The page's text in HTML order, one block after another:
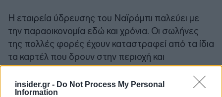
insider.gr - Do Not Process My Personal
Information
Η εταιρεία ύδρευσης του Ναϊρόμπι παλεύει με
την παραοικονομία εδώ και χρόνια. Οι σωλήνες
της πολλές φορές έχουν καταστραφεί από τα ίδια
τα καρτέλ που δρουν στην περιοχή και
προμηθεύουν τους κατοίκους με νερό σε
υπέρογκες τιμές.